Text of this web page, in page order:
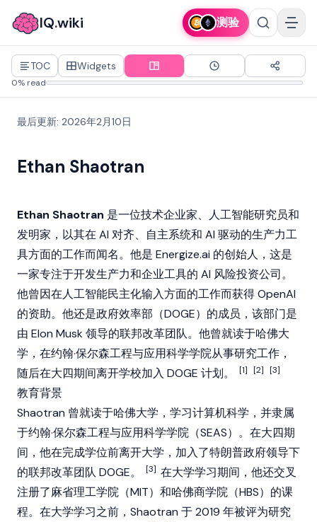
IQ.wiki 测验
TOC Widgets
0% read
最后更新: 2026年2月10日
Ethan Shaotran
Ethan Shaotran 是一位技术企业家、人工智能研究员和
发明家，以其在 AI 对齐、自主系统和 AI 驱动的生产力工
具方面的工作而闻名。他是 Energize.ai 的创始人，这是
一家专注于开发生产力和企业工具的 AI 风险投资公司。
他曾因在人工智能民主化输入方面的工作而获得 OpenAI
的资助。他还是政府效率部（DOGE）的成员，该部门是
由 Elon Musk领导的联邦改革团队。他曾就读于哈佛大
学，在约翰·保尔森工程与应用科学学院从事研究工作，
随后在大四期间离开学校加入 DOGE 计划。
[1] [2] [3]
教育背景
Shaotran 曾就读于哈佛大学，学习计算机科学，并隶属
于约翰·保尔森工程与应用科学学院（SEAS）。在大四期
间，他在完成学位前离开大学，加入了特朗普政府领导下
的联邦改革团队 DOGE。
[3] 在大学学习期间，他还交叉
注册了麻省理工学院（MIT）和哈佛商学院（HBS）的课
程。在大学学习之前，Shaotran 于 2019 年被评为研究